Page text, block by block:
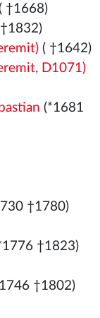
†1668)
( †1642)
D1071)
(*1681
†1780)
†1823)
†1802)